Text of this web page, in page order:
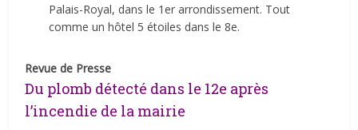
Palais-Royal, dans le 1er arrondissement. Tout
comme un hôtel 5 étoiles dans le 8e.
Revue de Presse
Du plomb détecté dans le 12e après
l’incendie de la mairie